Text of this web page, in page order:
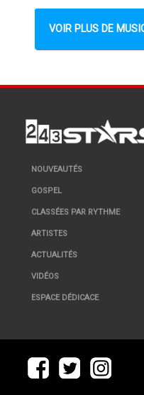
VOIR PLUS DE
NOUVEAUTÉS
GOSPEL
CLASSÉES PAR RYTHME
ARTISTES
ACTUALITÉS
VIDÉOS
ESPACE DÉDICACE